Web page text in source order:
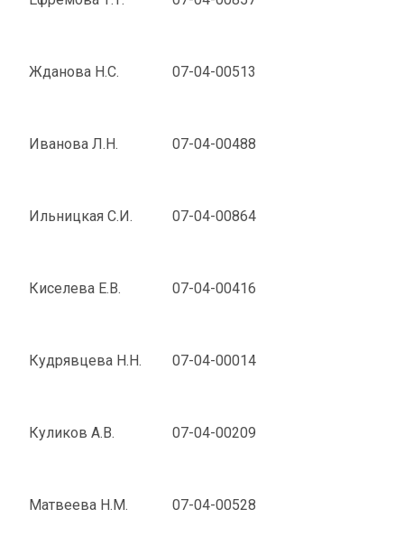
Жданова Н.С. 07-04-00513
Иванова Л.Н. 07-04-00488
Ильницкая С.И. 07-04-00864
Киселева Е.В. 07-04-00416
Кудрявцева Н.Н. 07-04-00014
Куликов А.В. 07-04-00209
Матвеева Н.М. 07-04-00528